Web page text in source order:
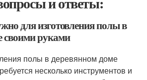
для изготовления полы в
своими руками
полы в деревянном доме
несколько инструментов и